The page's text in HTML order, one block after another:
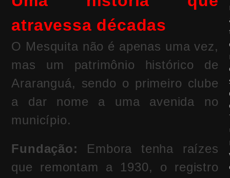
atravessa décadas
O Mesquita não é apenas uma vez,
mas um patrimônio histórico de
Araranguá, sendo o primeiro clube
a dar nome a uma avenida no
município.
Fundação: Embora tenha raízes
que remontam a 1930, o registro